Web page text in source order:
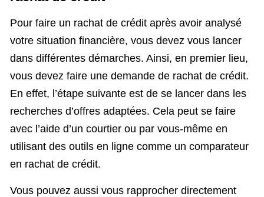
Pour faire un rachat de crédit après avoir analysé
votre situation financière, vous devez vous lancer
dans différentes démarches. Ainsi, en premier lieu,
vous devez faire une demande de rachat de crédit.
En effet, l’étape suivante est de se lancer dans les
recherches d’offres adaptées. Cela peut se faire
avec l’aide d’un courtier ou par vous-même en
utilisant des outils en ligne comme un comparateur
en rachat de crédit.
Vous pouvez aussi vous rapprocher directement